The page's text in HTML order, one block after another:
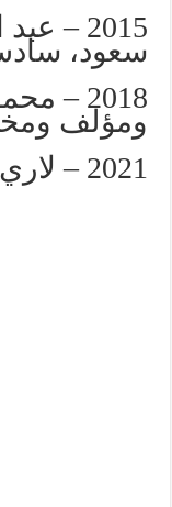
2015 –
سعود،
2018 –
ومؤلف
2021 – لاري كينج، مذيع أمريكي.